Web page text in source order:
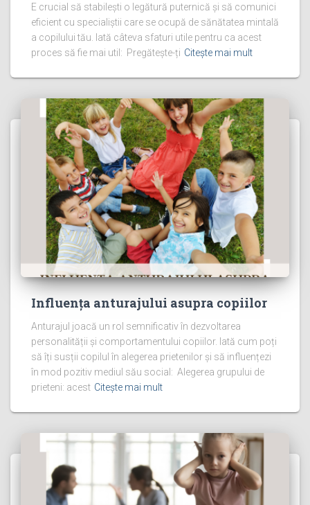
E crucial să stabilești o legătură puternică și să comunici
eficient cu specialiștii care se ocupă de sănătatea mintală
a copilului tău. Iată câteva sfaturi utile pentru ca acest
proces să fie mai util: Pregătește-ți Citește mai mult
Influența anturajului asupra copiilor
Anturajul joacă un rol semnificativ în dezvoltarea
personalității și comportamentului copiilor. Iată cum poți
să îți susții copilul în alegerea prietenilor și să influențezi
în mod pozitiv mediul său social: Alegerea grupului de
prieteni: acest Citește mai mult